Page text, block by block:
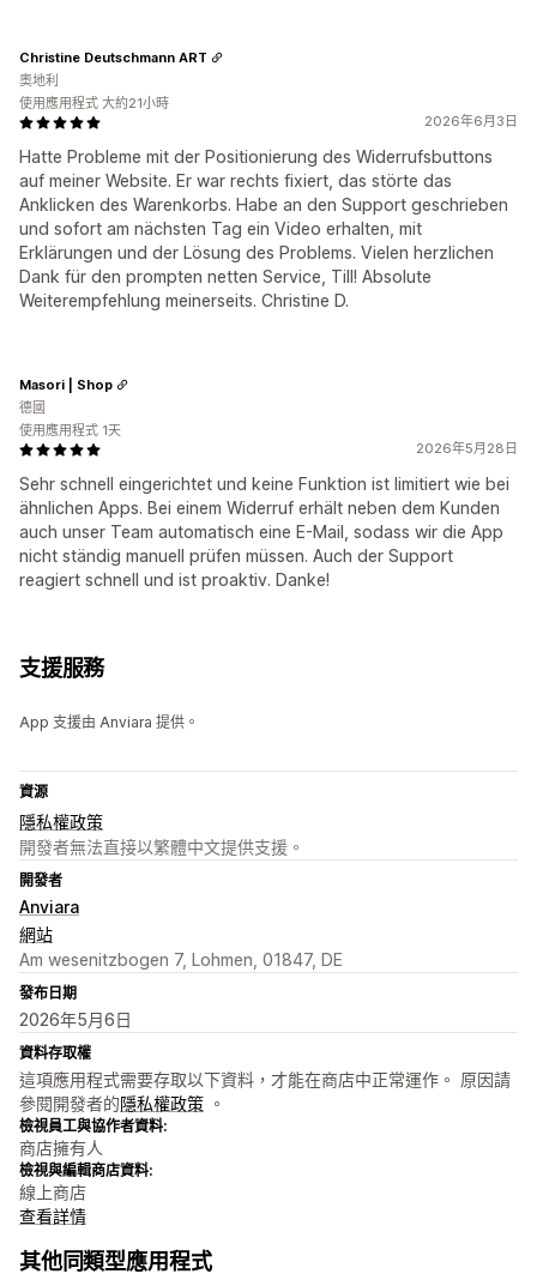
2026年6月3日
Hatte Probleme mit der Positionierung des Widerrufsbuttons
auf meiner Website. Er war rechts fixiert, das störte das
Anklicken des Warenkorbs. Habe an den Support geschrieben
und sofort am nächsten Tag ein Video erhalten, mit
Erklärungen und der Lösung des Problems. Vielen herzlichen
Dank für den prompten netten Service, Till! Absolute
Weiterempfehlung meinerseits. Christine D.
Christine Deutschmann ART
奧地利
使用應用程式 大約21小時
2026年5月28日
Sehr schnell eingerichtet und keine Funktion ist limitiert wie bei
ähnlichen Apps. Bei einem Widerruf erhält neben dem Kunden
auch unser Team automatisch eine E-Mail, sodass wir die App
nicht ständig manuell prüfen müssen. Auch der Support
reagiert schnell und ist proaktiv. Danke!
Masori | Shop
德國
使用應用程式 1天
支援服務
App 支援由 Anviara 提供。
資源
隱私權政策
開發者無法直接以繁體中文提供支援。
開發者
Anviara
網站
Am wesenitzbogen 7, Lohmen, 01847, DE
發布日期
2026年5月6日
資料存取權
這項應用程式需要存取以下資料，才能在商店中正常運作。 原因請
參閱開發者的隱私權政策 。
檢視員工與協作者資料:
商店擁有人
檢視與編輯商店資料:
線上商店
查看詳情
其他同類型應用程式